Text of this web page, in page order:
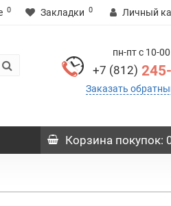
0 Закладки 0 Личный
пн-пт с 10-
+7 (812)
Заказать
Корзина покупок: